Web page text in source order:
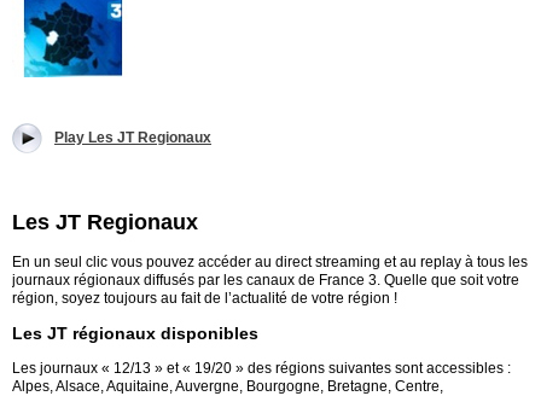
Play Les JT Regionaux
Les JT Regionaux
En un seul clic vous pouvez accéder au direct streaming et au replay à tous les
journaux régionaux diffusés par les canaux de France 3. Quelle que soit votre
région, soyez toujours au fait de l’actualité de votre région !
Les JT régionaux disponibles
Les journaux « 12/13 » et « 19/20 » des régions suivantes sont accessibles :
Alpes, Alsace, Aquitaine, Auvergne, Bourgogne, Bretagne, Centre,